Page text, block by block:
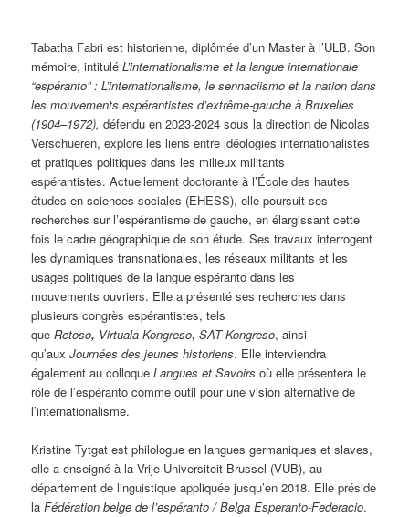
Tabatha Fabri est historienne, diplômée d’un Master à l’ULB. Son
mémoire, intituléL’internationalisme et la langue internationale
“espéranto” : L’internationalisme, le sennaciismo et la nation dans
les mouvements espérantistes d’extrême-gauche à Bruxelles
(1904–1972),défendu en 2023-2024 sous la direction de Nicolas
Verschueren, explore les liens entre idéologies internationalistes
et pratiques politiques dans les milieux militants
espérantistes. Actuellement doctorante à l’École des hautes
études en sciences sociales (EHESS), elle poursuit ses
recherches sur l’espérantisme de gauche, en élargissant cette
fois le cadre géographique de son étude. Ses travaux interrogent
les dynamiques transnationales, les réseaux militants et les
usages politiques de la langue espéranto dans les
mouvements ouvriers. Elle a présenté ses recherches dans
plusieurs congrès espérantistes, tels
queRetoso, Virtuala Kongreso, SAT Kongreso, ainsi
qu’auxJournées des jeunes historiens. Elle interviendra
également au colloqueLangues et Savoirs où elle présentera le
rôle de l’espéranto comme outil pour une vision alternative de
l’internationalisme.
Kristine Tytgat est philologue en langues germaniques et slaves,
elle a enseigné à la Vrije Universiteit Brussel (VUB), au
département de linguistique appliquée jusqu’en 2018. Elle préside
laFédération belge de l’espéranto / Belga Esperanto-Federacio.